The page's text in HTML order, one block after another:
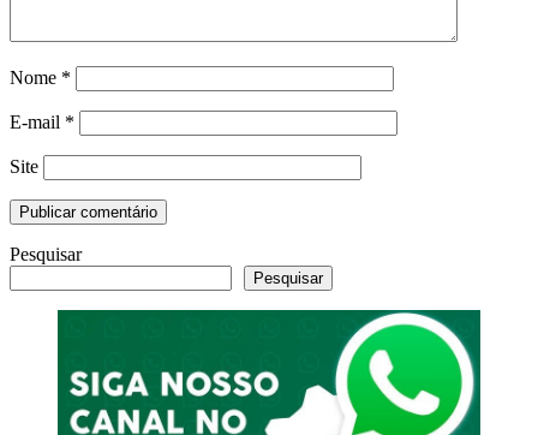
Nome *
E-mail *
Site
Pesquisar
Pesquisar